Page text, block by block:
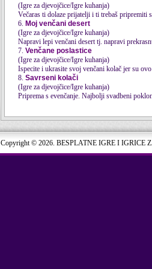
(Igre za djevojčice/Igre kuhanja)
Večaras ti dolaze prijatelji i ti trebaš pripremiti
6. Moj venčani desert
(Igre za djevojčice/Igre kuhanja)
Napravi lepi venčani desert tj. napravi
7. Venčane poslastice
(Igre za djevojčice/Igre kuhanja)
Ispecite i ukrasite svoj venčani kolač jer su
8. Savrseni kolači
(Igre za djevojčice/Igre kuhanja)
Priprema s evenčanje. Najbolji svadbeni
Copyright © 2026. BESPLATNE IGRE I IGRICE